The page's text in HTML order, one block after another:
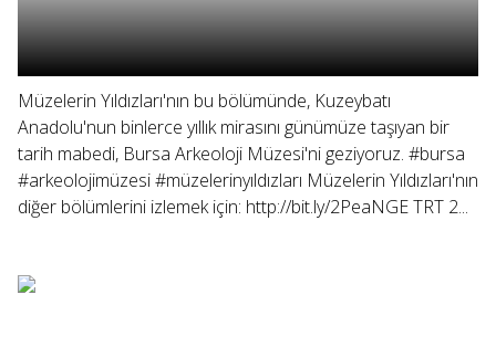
Müzelerin Yıldızları'nın bu bölümünde, Kuzeybatı
Anadolu'nun binlerce yıllık mirasını günümüze taşıyan bir
tarih mabedi, Bursa Arkeoloji Müzesi'ni geziyoruz. #bursa
#arkeolojimüzesi #müzelerinyıldızları Müzelerin Yıldızları'nın
diğer bölümlerini izlemek için: http://bit.ly/2PeaNGE TRT 2...